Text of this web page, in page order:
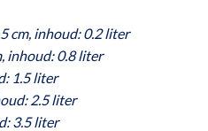
cm, inhoud: 0.2 liter
inhoud: 0.8 liter
1.5 liter
2.5 liter
3.5 liter